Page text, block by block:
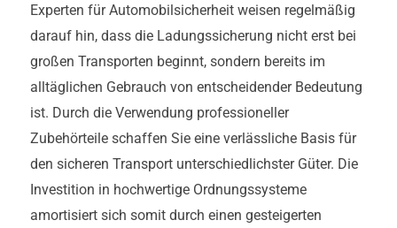
Experten für Automobilsicherheit weisen regelmäßig
darauf hin, dass die Ladungssicherung nicht erst bei
großen Transporten beginnt, sondern bereits im
alltäglichen Gebrauch von entscheidender Bedeutung
ist. Durch die Verwendung professioneller
Zubehörteile schaffen Sie eine verlässliche Basis für
den sicheren Transport unterschiedlichster Güter. Die
Investition in hochwertige Ordnungssysteme
amortisiert sich somit durch einen gesteigerten